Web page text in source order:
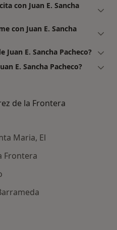
con Juan E. Sancha
con Juan E. Sancha
Juan E. Sancha Pacheco?
E. Sancha Pacheco?
de la Frontera
Maria, El
Frontera